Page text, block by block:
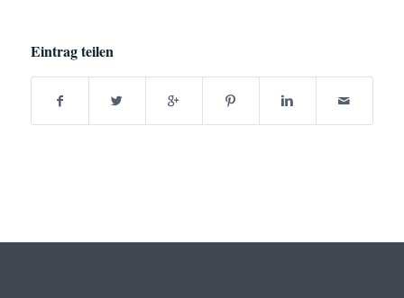
Eintrag teilen